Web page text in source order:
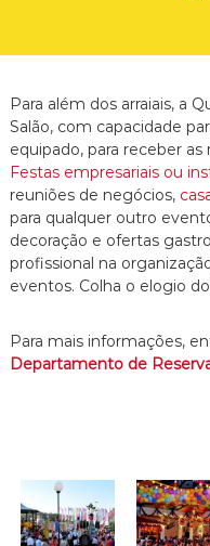
Para além dos arraiais, a
Salão, com capacidade
equipado, para receber as
Festas empresariais ou
reuniões de negócios,
para qualquer outro
decoração e ofertas
profissional na
eventos. Colha o elogio
Para mais informações,
Departamento de